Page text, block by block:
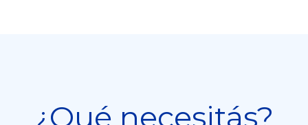
¿Qué necesitás?